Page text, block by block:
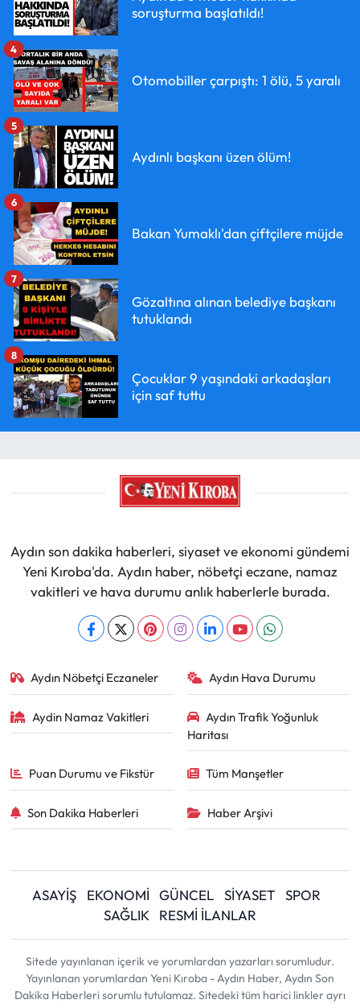
soruşturma başlatıldı!
Otomobiller çarpıştı: 1 ölü, 5 yaralı
4
Aydınlı başkanı üzen ölüm!
5
Bakan Yumaklı'dan çiftçilere müjde
6
Gözaltına alınan belediye başkanı
tutuklandı
7
Çocuklar 9 yaşındaki arkadaşları
için saf tuttu
8
Aydın son dakika haberleri, siyaset ve ekonomi gündemi
Yeni Kıroba'da. Aydın haber, nöbetçi eczane, namaz
vakitleri ve hava durumu anlık haberlerle burada.
Aydın Nöbetçi Eczaneler Aydın Hava Durumu
Aydin Namaz Vakitleri
Aydın Trafik Yoğunluk
Haritası
Puan Durumu ve Fikstür Tüm Manşetler
Son Dakika Haberleri Haber Arşivi
ASAYİŞ EKONOMİ GÜNCEL SİYASET
SPOR
SAĞLIK
RESMİ İLANLAR
Sitede yayınlanan içerik ve yorumlardan yazarları sorumludur.
Yayınlanan yorumlardan Yeni Kıroba - Aydın Haber, Aydın Son
Dakika Haberleri sorumlu tutulamaz. Sitedeki tüm harici linkler ayrı